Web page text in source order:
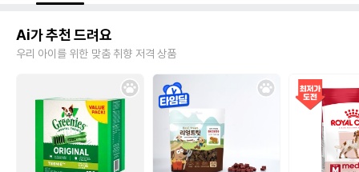
Ai가 추천 드려요
우리 아이를 위한 맞춤 취향 저격 상품